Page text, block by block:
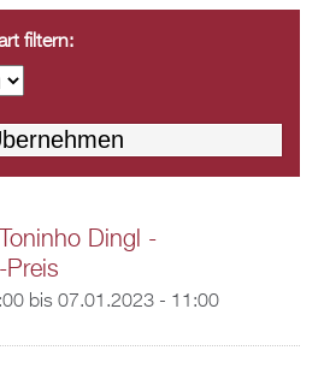
filtern:
Dingl -
Preis
bis 07.01.2023 - 11:00